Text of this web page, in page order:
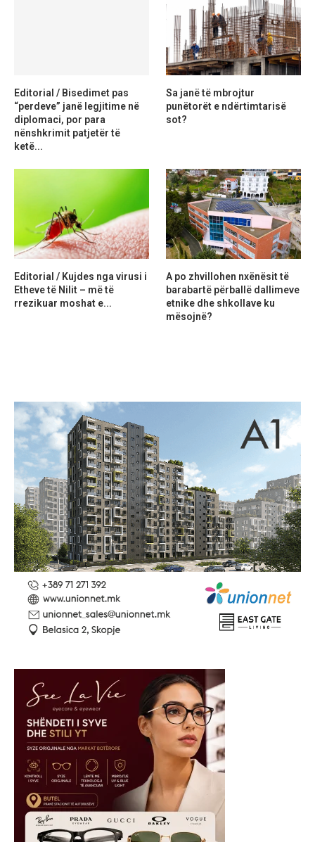
Editorial / Bisedimet pas
“perdeve” janë legjitime në
diplomaci, por para
nënshkrimit patjetër të
ketë...
Sa janë të mbrojtur
punëtorët e ndërtimtarisë
sot?
Editorial / Kujdes nga virusi i
Etheve të Nilit – më të
rrezikuar moshat e...
A po zhvillohen nxënësit të
barabartë përballë dallimeve
etnike dhe shkollave ku
mësojnë?